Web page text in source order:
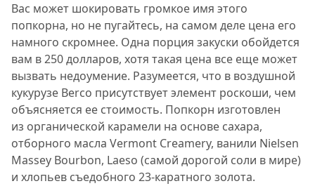
Вас может шокировать громкое имя этого
попкорна, но не пугайтесь, на самом деле цена его
намного скромнее. Одна порция закуски обойдется
вам в 250 долларов, хотя такая цена все еще может
вызвать недоумение. Разумеется, что в воздушной
кукурузе Berco присутствует элемент роскоши, чем
объясняется ее стоимость. Попкорн изготовлен
из органической карамели на основе сахара,
отборного масла Vermont Creamery, ванили Nielsen
Massey Bourbon, Laeso (самой дорогой соли в мире)
и хлопьев съедобного 23-каратного золота.